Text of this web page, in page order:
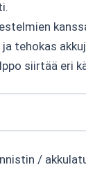
tehokas
siirtää eri
/